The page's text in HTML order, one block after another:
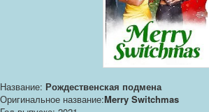
Название: Рождественская подмена
Оригинальное название:Merry Switchmas